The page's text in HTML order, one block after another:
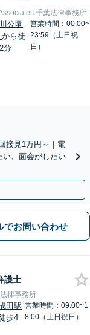
千葉法律事務所
公園
から徒
分
営業時間：00:00~
23:59（土日祝
日）
接見1万円～｜電
い、面会がしたい
でお問い合わせ
護士
律事務所
田駅
歩4
営業時間：09:00~1
8:00（土日祝日）